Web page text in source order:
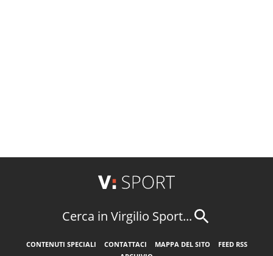
Cerca in Virgilio Sport...
CONTENUTI SPECIALI CONTATTACI MAPPA DEL SITO
FEED RSS